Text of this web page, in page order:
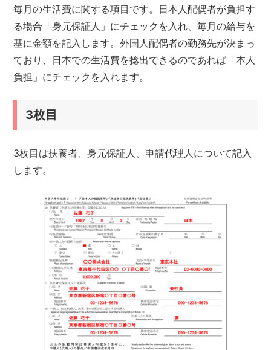
毎月の生活費に関する項目です。日本人配偶者が負担す
る場合「身元保証人」にチェックを入れ、毎月の給与を
基に金額を記入します。外国人配偶者の勤務先が決まっ
ており、日本での生活費を捻出できるのであれば「本人
負担」にチェックを入れます。
3枚目
3枚目は扶養者、身元保証人、申請代理人について記入
します。